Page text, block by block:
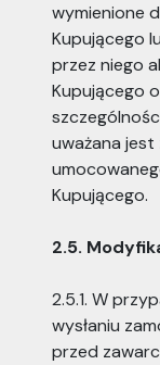
wymienione
Kupującego
przez niego
Kupującego
uważana
Kupującego.
2.5.
2.5.1. W
wysłaniu
przed